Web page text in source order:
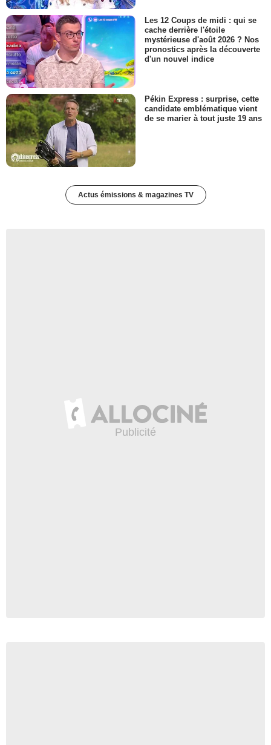
Les 12 Coups de midi : qui se
cache derrière l'étoile
mystérieuse d'août 2026 ? Nos
pronostics après la découverte
d'un nouvel indice
Pékin Express : surprise, cette
candidate emblématique vient
de se marier à tout juste 19 ans
Actus émissions & magazines TV